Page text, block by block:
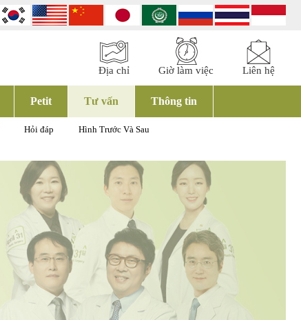
Địa chỉ Giờ làm việc Liên hệ
Petit Tư vấn Thông tin
Hỏi đáp Hình Trước Và Sau